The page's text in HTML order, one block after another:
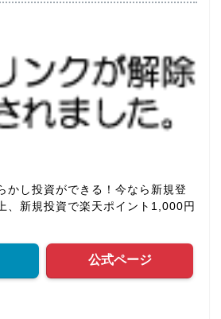
かし投資ができる！今なら新規登
、新規投資で楽天ポイント1,000円
公式ページ